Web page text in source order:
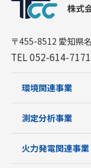
〒455-8512 愛知県
TEL 052-614-7171
環境関連事業
測定分析事業
火力発電関連事業